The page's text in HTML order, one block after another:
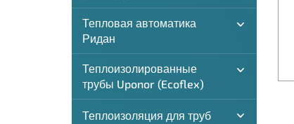
Тепловая автоматика
Ридан
Теплоизолированные
трубы Uponor (Ecoflex)
Теплоизоляция для труб